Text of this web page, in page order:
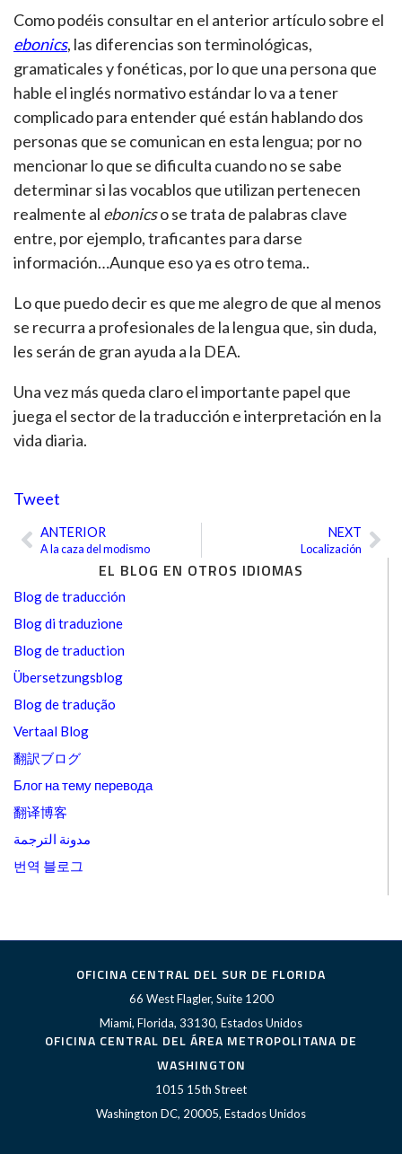
EL BLOG EN OTROS IDIOMAS
Blog de traducción
Blog di traduzione
Blog de traduction
Übersetzungsblog
Blog de tradução
Vertaal Blog
翻訳ブログ
Блог на тему перевода
翻译博客
مدونة الترجمة
번역 블로그
Como podéis consultar en el anterior artículo sobre el
ebonics, las diferencias son terminológicas,
gramaticales y fonéticas, por lo que una persona que
hable el inglés normativo estándar lo va a tener
complicado para entender qué están hablando dos
personas que se comunican en esta lengua; por no
mencionar lo que se dificulta cuando no se sabe
determinar si las vocablos que utilizan pertenecen
realmente al ebonicso se trata de palabras clave
entre, por ejemplo, traficantes para darse
información…Aunque eso ya es otro tema..
Lo que puedo decir es que me alegro de que al menos
se recurra a profesionales de la lengua que, sin duda,
les serán de gran ayuda a la DEA.
Una vez más queda claro el importante papel que
juega el sector de la traducción e interpretación en la
vida diaria.
Tweet
AntANTERIOR
A la caza del modismo
NEXT
Localización
OFICINA CENTRAL DEL SUR DE FLORIDA
66 West Flagler, Suite 1200
Miami, Florida, 33130, Estados Unidos
OFICINA CENTRAL DEL ÁREA METROPOLITANA DE
WASHINGTON
1015 15th Street
Washington DC, 20005, Estados Unidos